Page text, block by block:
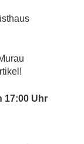
17:00 Uhr